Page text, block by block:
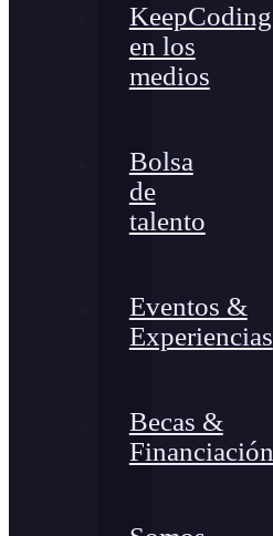
KeepCoding
en los
medios
Bolsa
de
talento
Eventos &
Experiencias
Becas &
Financiación